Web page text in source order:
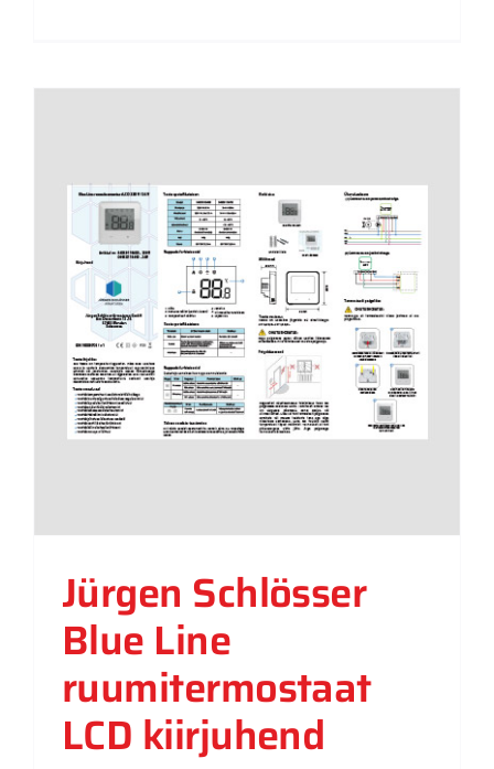
Jürgen Schlösser
Blue Line
ruumitermostaat
LCD kiirjuhend